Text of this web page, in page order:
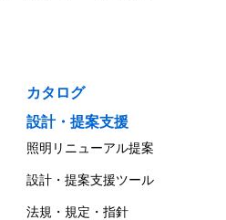
カタログ
設計・提案支援
照明リニューアル提案
設計・提案支援ツール
法規・規定・指針